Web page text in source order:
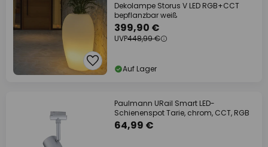
Dekolampe Storus V LED RGB+CCT
bepflanzbar weiß
399,90 €
UVP448,99 €
Auf Lager
Paulmann URail Smart LED-
Schienenspot Tarie, chrom, CCT, RGB
64,99 €